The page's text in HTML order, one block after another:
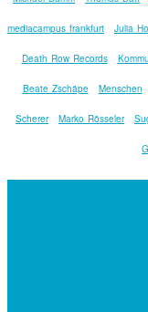
mediacampus frankfurt Julia
Death Row Records
Beate Zschäpe Menschen
Scherer Marko Rösseler